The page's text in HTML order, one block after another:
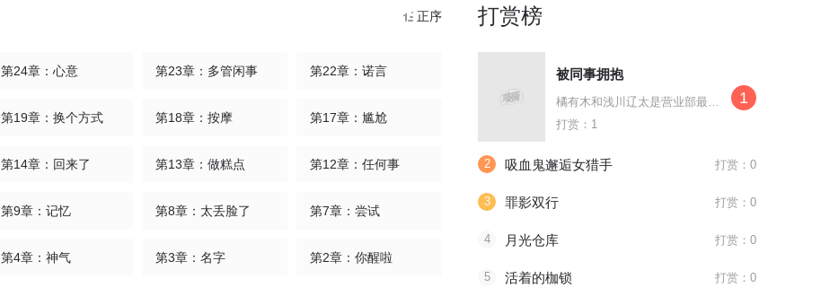
正序
第24章：心意 第23章：多管闲事 第22章：诺言
第19章：换个方式 第18章：按摩 第17章：尴尬
第14章：回来了 第13章：做糕点 第12章：任何事
第9章：记忆 第8章：太丢脸了 第7章：尝试
第4章：神气 第3章：名字 第2章：你醒啦
打赏榜
被同事拥抱
橘有木和浅川辽太是营业部最不对付的两个人。一天橘有木偶然看见姐姐落下的
打赏：1
1
2 吸血鬼邂逅女猎手 打赏：0
3 罪影双行 打赏：0
4 月光仓库 打赏：0
5 活着的枷锁 打赏：0